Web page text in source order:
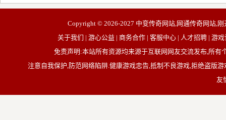
制…
戴…
取…
显…
有…
Copyright © 2026-2027 中变传奇网站,网通传奇网站,
关于我们 | 游心公益 | 商务合作 | 客服中心 | 人才招聘 | 游
免责声明:本站所有资源均来源于互联网网友交流发布,所
注意自我保护,防范网络陷阱.健康游戏忠告,抵制不良游戏,拒绝盗版
友